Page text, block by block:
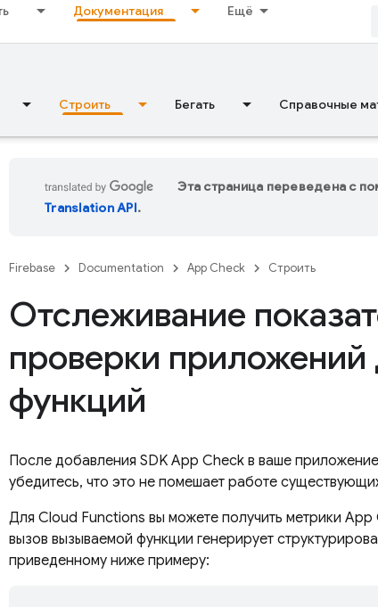
Документация Ещё
Строить Бегать Справочные
Эта страница переведена с
Translation API.
Firebase Documentation App Check Строить
Отслеживание
проверки приложений
функций
После добавления SDK App Check в ваше
убедитесь, что это не помешает работе
Для Cloud Functions вы можете получить метрики App
вызов вызываемой функции генерирует
приведенному ниже примеру: